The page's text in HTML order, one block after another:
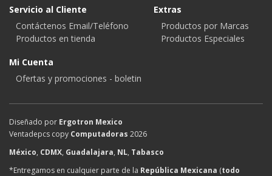
Servicio al Cliente
Contáctenos Email/Teléfono
Productos en tienda
Extras
Productos por Marcas
Productos Especiales
Mi Cuenta
Ofertas y promociones - boletin
Diseñado por Ergotron Mexico
Ventadepcs copy Computadoras 2026
México, CDMX, Guadalajara, NL, Tabasco
*Entregamos en cualquier parte de la República Mexicana (todo